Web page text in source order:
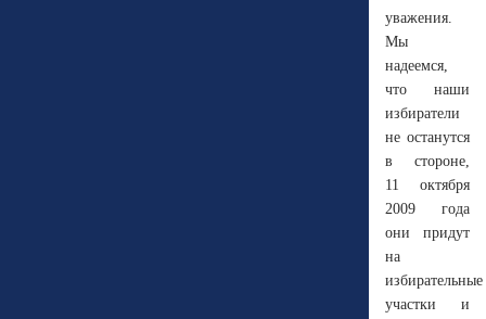
уважения.
Мы
надеемся,
что наши
избиратели
не останутся
в стороне,
11 октября
2009 года
они придут
на
избирательные
участки и